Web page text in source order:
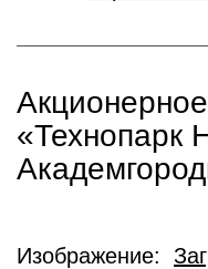
«Технопарк
Изображение: